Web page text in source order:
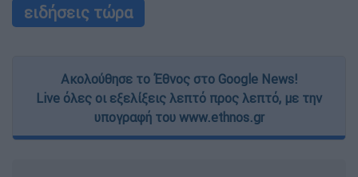
ειδήσεις τώρα
Ακολούθησε το Έθνος στο Google News!
Live όλες οι εξελίξεις λεπτό προς λεπτό, με την
υπογραφή του www.ethnos.gr